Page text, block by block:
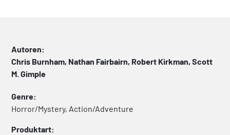
Autoren:
Chris Burnham, Nathan Fairbairn, Robert Kirkman, Scott
M. Gimple
Genre:
Horror/Mystery, Action/Adventure
Produktart: